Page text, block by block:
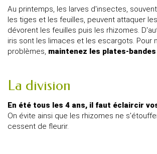
Au printemps, les larves d'insectes,
les tiges et les feuilles, peuvent attaquer
dévorent les feuilles puis les rhizomes.
iris sont les limaces et les escargots. Pour
problèmes, maintenez les plates-
La division
En été tous les 4 ans, il faut éclaircir
On évite ainsi que les rhizomes ne
cessent de fleurir.